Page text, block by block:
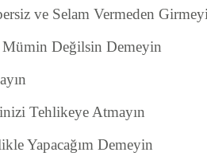
ve Selam Vermeden
Mümin Değilsin Demeyin
Tehlikeye Atmayın
Yapacağım Demeyin